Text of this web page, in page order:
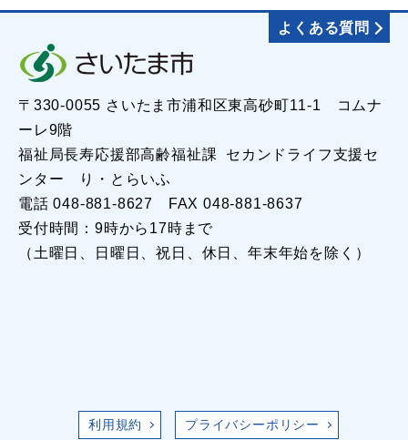
よくある質問
〒330-0055 さいたま市浦和区東高砂町11-1 コムナ
ーレ9階
福祉局長寿応援部高齢福祉課 セカンドライフ支援セ
ンター り・とらいふ
電話 048-881-8627 FAX 048-881-8637
受付時間：9時から17時まで
（土曜日、日曜日、祝日、休日、年末年始を除く）
利用規約 プライバシーポリシー